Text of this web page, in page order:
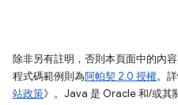
除非另有註明，否則本頁面中的內
程式碼範例則為阿帕契 2.0 授權。
站政策》。Java 是 Oracle 和/或其